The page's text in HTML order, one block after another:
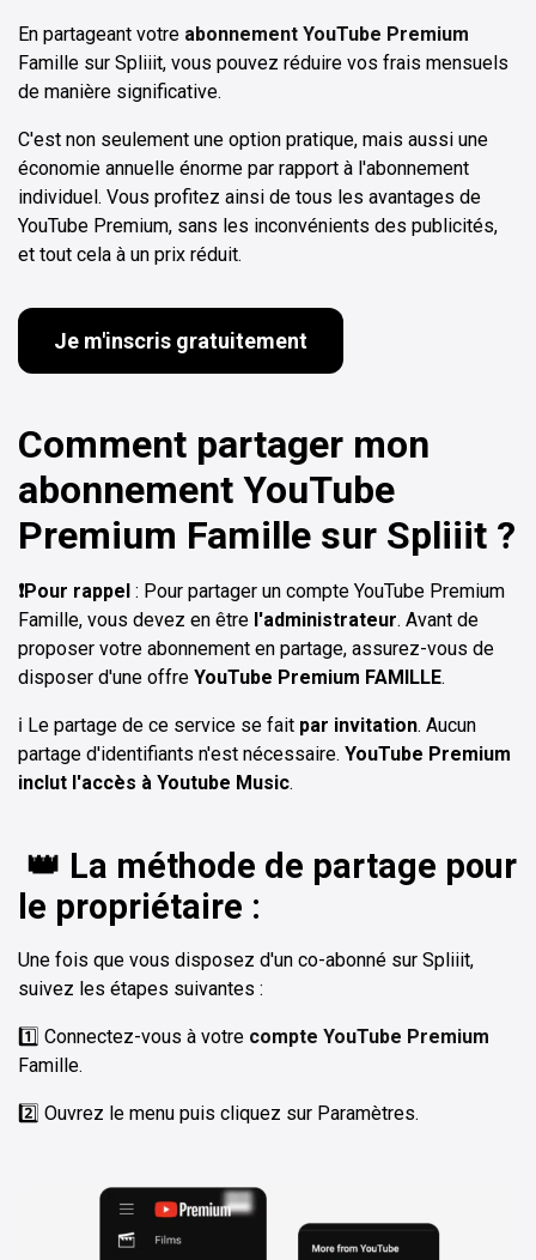
En partageant votre abonnement YouTube Premium
Famille sur Spliiit, vous pouvez réduire vos frais mensuels
de manière significative.
C'est non seulement une option pratique, mais aussi une
économie annuelle énorme par rapport à l'abonnement
individuel. Vous profitez ainsi de tous les avantages de
YouTube Premium, sans les inconvénients des publicités,
et tout cela à un prix réduit.
Je m'inscris gratuitement
Comment partager mon
abonnement YouTube
Premium Famille sur Spliiit ?
❗Pour rappel : Pour partager un compte YouTube Premium
Famille, vous devez en être l'administrateur. Avant de
proposer votre abonnement en partage, assurez-vous de
disposer d'une offre YouTube Premium FAMILLE.
ℹ️ Le partage de ce service se fait par invitation. Aucun
partage d'identifiants n'est nécessaire. YouTube Premium
inclut l'accès à Youtube Music.
👑 La méthode de partage pour
le propriétaire :
Une fois que vous disposez d'un co-abonné sur Spliiit,
suivez les étapes suivantes :
1️⃣ Connectez-vous à votre compte YouTube Premium
Famille.
2️⃣ Ouvrez le menu puis cliquez sur Paramètres.